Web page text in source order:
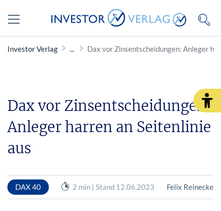
Investor Verlag Dax vor Zinsentscheidungen: Anleger
Dax vor Zinsentscheidungen:
Anleger harren an Seitenlinie
aus
DAX 40 2 min | Stand 12.06.2023 Felix Reinecke